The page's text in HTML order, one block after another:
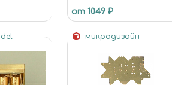
AUSF.B TIGER II SIDE SKIRTS &
FENDERS
от 1049 ₽
микродизайн